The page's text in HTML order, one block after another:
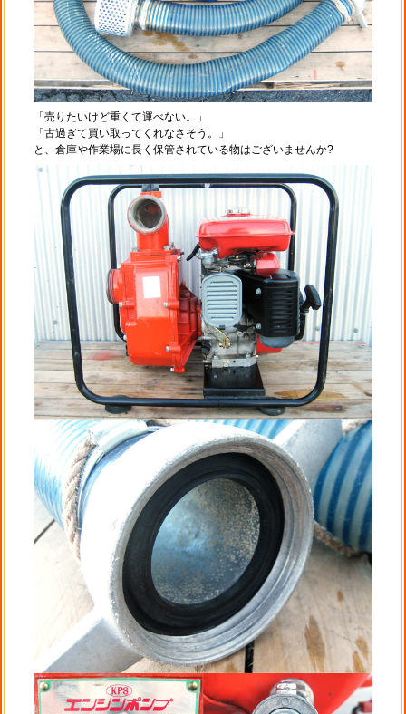
「売りたいけど重くて運べない。」
「古過ぎて買い取ってくれなさそう。」
と、倉庫や作業場に長く保管されている物はございませんか?